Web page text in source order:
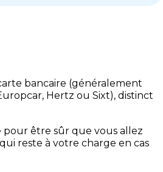
bancaire (généralement
Hertz ou Sixt), distinct
pour être sûr que vous allez
reste à votre charge en cas